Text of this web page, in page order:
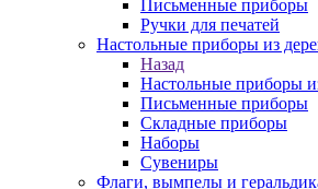
Письменные приборы
Ручки для печатей
Настольные приборы из
Назад
Настольные приборы
Письменные приборы
Складные приборы
Наборы
Сувениры
Флаги, вымпелы и